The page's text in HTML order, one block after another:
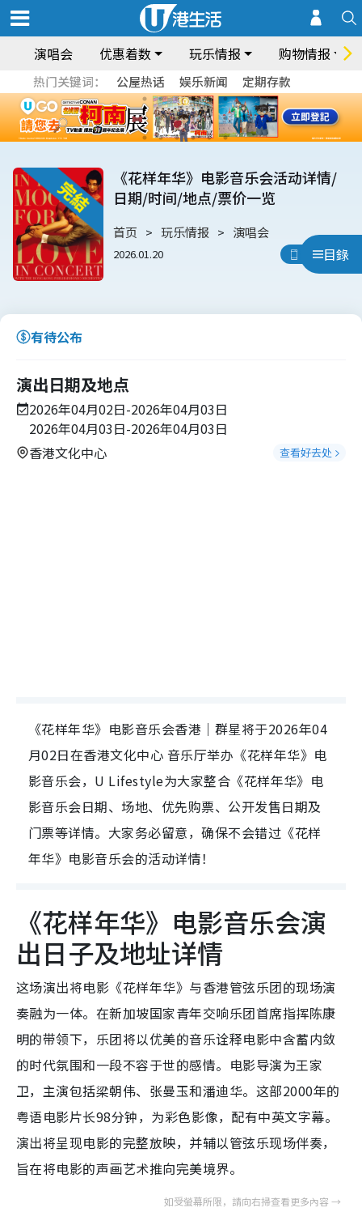
演唱会 优惠着数 玩乐情报 购物情报
热门关键词： 公屋热话 娱乐新闻 定期存款
目錄
《花样年华》电影音乐会活动详情/
日期/时间/地点/票价一览
首页 玩乐情报 演唱会
2026.01.20 用App睇
有待公布
演出日期及地点
2026年04月02日-2026年04月03日
2026年04月03日-2026年04月03日
香港文化中心
查看好去处
《花样年华》电影音乐会香港｜群星将于2026年04
月02日在香港文化中心 音乐厅举办《花样年华》电
影音乐会，U Lifestyle为大家整合《花样年华》电
影音乐会日期、场地、优先购票、公开发售日期及
门票等详情。大家务必留意，确保不会错过《花样
年华》电影音乐会的活动详情！
《花样年华》电影音乐会演
出日子及地址详情
这场演出将电影《花样年华》与香港管弦乐团的现场演
奏融为一体。在新加坡国家青年交响乐团首席指挥陈康
明的带领下，乐团将以优美的音乐诠释电影中含蓄内敛
的时代氛围和一段不容于世的感情。电影导演为王家
卫，主演包括梁朝伟、张曼玉和潘迪华。这部2000年的
粤语电影片长98分钟，为彩色影像，配有中英文字幕。
演出将呈现电影的完整放映，并辅以管弦乐现场伴奏，
旨在将电影的声画艺术推向完美境界。